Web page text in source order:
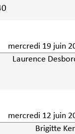
mercredi 19 juin
Laurence
mercredi 12 juin
Brigitte